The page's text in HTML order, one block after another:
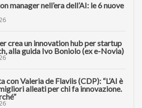
manager nell’era dell’AI: le 6 nuove
crea un innovation hub per startup
alla guida Ivo Boniolo (ex e-Novia)
con Valeria de Flaviis (CDP): “L’AI è
alleati per chi fa innovazione.